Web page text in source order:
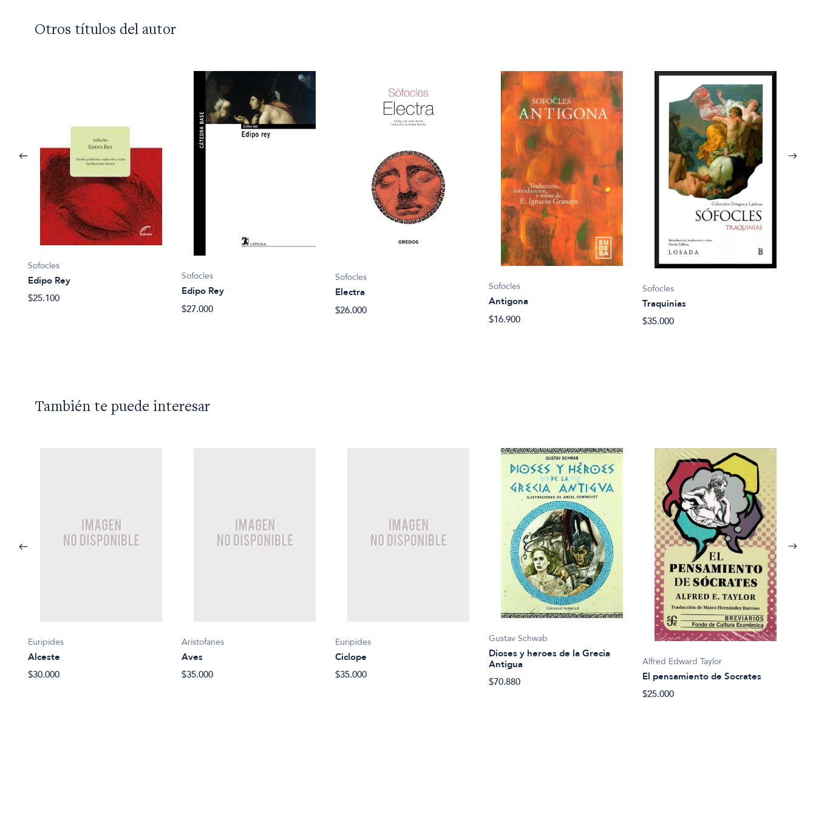
Otros títulos del autor
Sofocles
Edipo Rey
$25.100
Sofocles
Edipo Rey
$27.000
Sofocles
Electra
$26.000
Sofocles
Antigona
$16.900
Sofocles
Traquinias
$35.000
También te puede interesar
Euripides
Alceste
$30.000
Aristofanes
Aves
$35.000
Euripides
Ciclope
$35.000
Gustav Schwab
Dioses y heroes de la Grecia
Antigua
$70.880
Alfred Edward Taylor
El pensamiento de Socrates
$25.000